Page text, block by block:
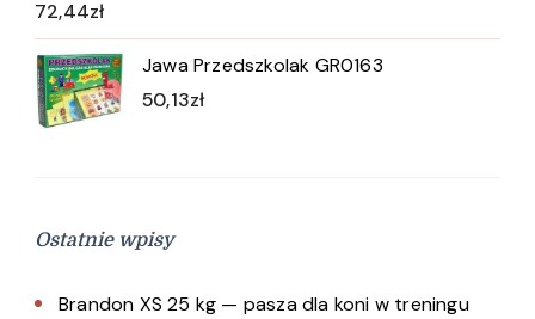
72,44zł
Jawa Przedszkolak GR0163
50,13zł
Ostatnie wpisy
Brandon XS 25 kg — pasza dla koni w treningu